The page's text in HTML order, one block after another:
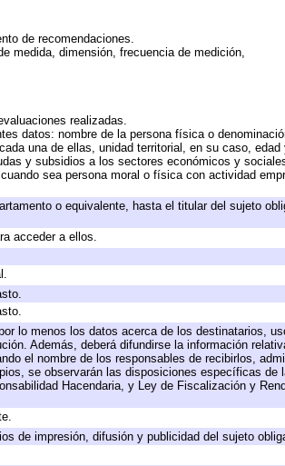
de recomendaciones.
medida, dimensión, frecuencia de medición,
realizadas.
datos: nombre de la persona física o
una de ellas, unidad territorial, en su caso,
y subsidios a los sectores económicos y
sea persona moral o física con actividad
o equivalente, hasta el titular del sujeto
acceder a ellos.
lo menos los datos acerca de los destinatarios,
Además, deberá difundirse la información
el nombre de los responsables de recibirlos,
se observarán las disposiciones específicas de
Hacendaria, y Ley de Fiscalización y
de impresión, difusión y publicidad del sujeto